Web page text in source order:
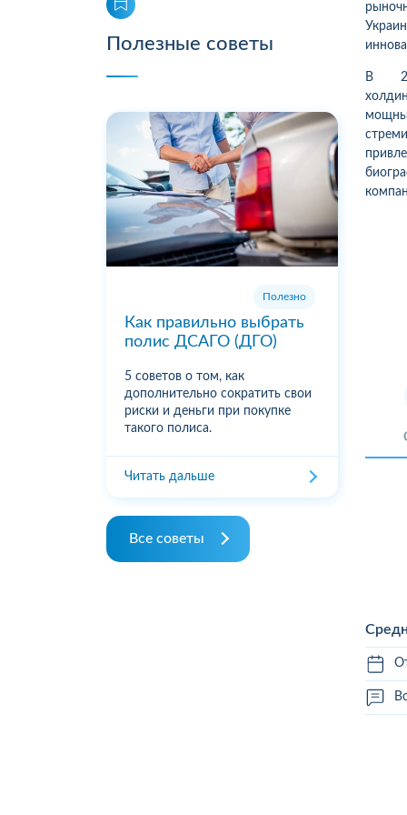
Полезные советы
Полезно
Как правильно выбрать
полис ДСАГО (ДГО)
5 советов о том, как
дополнительно сократить свои
риски и деньги при покупке
такого полиса.
Читать дальше
Все советы
В